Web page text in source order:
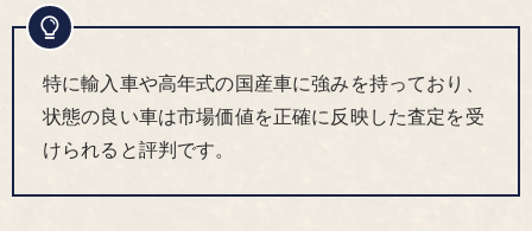
特に輸入車や高年式の国産車に強みを持っており、
状態の良い車は市場価値を正確に反映した査定を受
けられると評判です。